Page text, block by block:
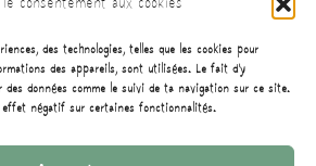
des technologies, telles que les cookies pour
des appareils, sont utilisées. Le fait d'y
données comme le suivi de ta navigation sur ce site.
négatif sur certaines fonctionnalités.